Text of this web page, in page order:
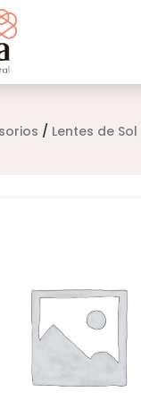
/ Lentes de Sol